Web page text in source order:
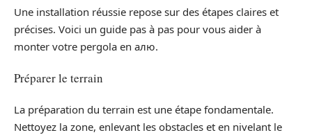
Une installation réussie repose sur des étapes claires et
précises. Voici un guide pas à pas pour vous aider à
monter votre pergola en алю.
Préparer le terrain
La préparation du terrain est une étape fondamentale.
Nettoyez la zone, enlevant les obstacles et en nivelant le